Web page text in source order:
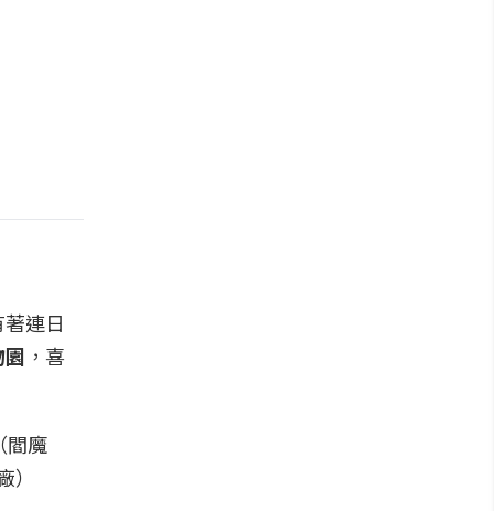
連日
，喜
閻魔